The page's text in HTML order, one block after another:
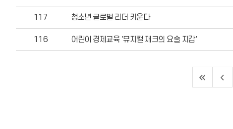
117 청소년 글로벌 리더 키운다
116 어린이 경제교육 '뮤지컬 재크의 요술 지갑'